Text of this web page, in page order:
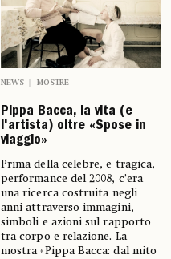
NEWS MOSTRE
Pippa Bacca, la vita (e
l'artista) oltre «Spose in
viaggio»
Prima della celebre, e tragica,
performance del 2008, c’era
una ricerca costruita negli
anni attraverso immagini,
simboli e azioni sul rapporto
tra corpo e relazione. La
mostra «Pippa Bacca: dal mito